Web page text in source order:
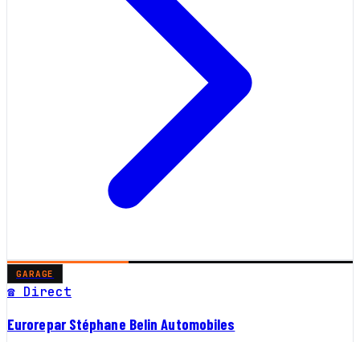
GARAGE
☎ Direct
Eurorepar Stéphane Belin Automobiles